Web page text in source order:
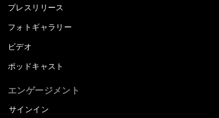
プレスリリース
フォトギャラリー
ビデオ
ポッドキャスト
エンゲージメント
サインイン